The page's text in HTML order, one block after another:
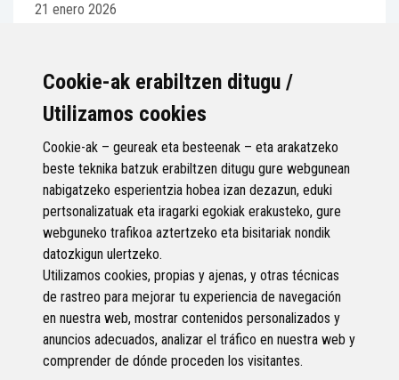
Cookie-ak erabiltzen ditugu /
Utilizamos cookies
Cookie-ak – geureak eta besteenak – eta arakatzeko
beste teknika batzuk erabiltzen ditugu gure webgunean
nabigatzeko esperientzia hobea izan dezazun, eduki
pertsonalizatuak eta iragarki egokiak erakusteko, gure
webguneko trafikoa aztertzeko eta bisitariak nondik
datozkigun ulertzeko.
Utilizamos cookies, propias y ajenas, y otras técnicas
de rastreo para mejorar tu experiencia de navegación
en nuestra web, mostrar contenidos personalizados y
anuncios adecuados, analizar el tráfico en nuestra web y
comprender de dónde proceden los visitantes.
21 enero 2026
Ermodo. Una muestra que...
Página 6 de 99
Anterior Siguiente